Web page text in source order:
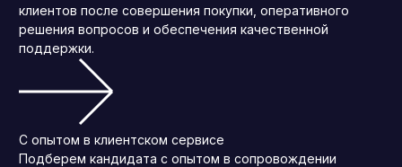
клиентов после совершения покупки, оперативного
решения вопросов и обеспечения качественной
поддержки.
С опытом в клиентском сервисе
Подберем кандидата с опытом в сопровождении